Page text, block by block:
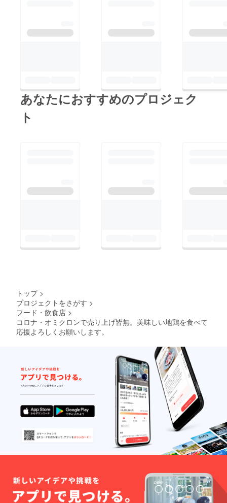
あなたにおすすめのプロジェク
ト
トップ >
プロジェクトをさがす >
フード・飲食店 >
コロナ・オミクロンで売り上げ皆無。美味しい地鶏を食べて
応援よろしくお願いします。